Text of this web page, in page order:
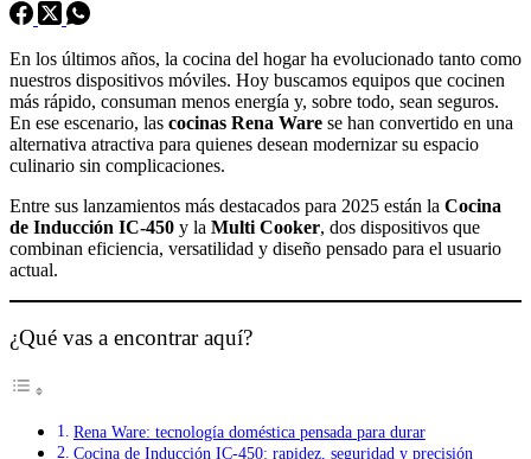
En los últimos años, la cocina del hogar ha evolucionado tanto como
nuestros dispositivos móviles. Hoy buscamos equipos que cocinen
más rápido, consuman menos energía y, sobre todo, sean seguros.
En ese escenario, las cocinas Rena Ware se han convertido en una
alternativa atractiva para quienes desean modernizar su espacio
culinario sin complicaciones.
Entre sus lanzamientos más destacados para 2025 están la Cocina
de Inducción IC-450 y la Multi Cooker, dos dispositivos que
combinan eficiencia, versatilidad y diseño pensado para el usuario
actual.
¿Qué vas a encontrar aquí?
Rena Ware: tecnología doméstica pensada para durar
Cocina de Inducción IC-450: rapidez, seguridad y precisión